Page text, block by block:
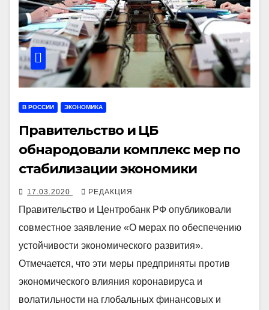
В РОССИИ ЭКОНОМИКА
Правительство и ЦБ
обнародовали комплекс мер по
стабилизации экономики
17.03.2020 РЕДАКЦИЯ
Правительство и Центробанк РФ опубликовали
совместное заявление «О мерах по обеспечению
устойчивости экономического развития».
Отмечается, что эти меры предприняты против
экономического влияния коронавируса и
волатильности на глобальных финансовых и